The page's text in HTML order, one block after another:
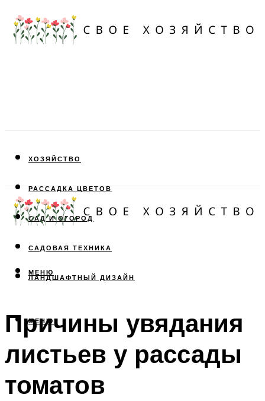
ХОЗЯЙСТВО
РАССАДКА ЦВЕТОВ
САД И ОГОРОД
САДОВАЯ ТЕХНИКА
ЛАНДШАФТНЫЙ ДИЗАЙН
МЕНЮ
МЕНЮ
Причины увядания
листьев у рассады
томатов